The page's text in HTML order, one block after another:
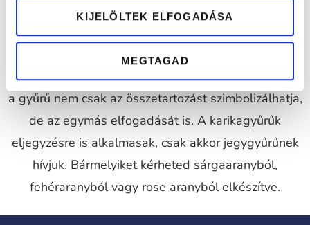
KIJELÖLTEK ELFOGADÁSA
MEGTAGAD
egymás iránt. Több mint 1000 karikagyűrű közül
válogathatsz bemutatótermünkben vagy
terveztetheted meg elképzeléseidet. Választhattok
egyforma, de akár különböző karikagyűrűket is, mert
a gyűrű nem csak az összetartozást szimbolizálhatja,
de az egymás elfogadását is. A karikagyűrűk
eljegyzésre is alkalmasak, csak akkor jegygyűrűnek
hívjuk. Bármelyiket kérheted sárgaaranyból,
fehéraranyból vagy rose aranyból elkészítve.